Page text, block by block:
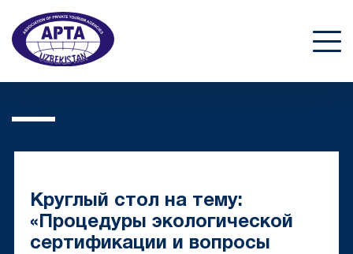
Круглый стол на тему:
«Процедуры экологической
сертификации и вопросы